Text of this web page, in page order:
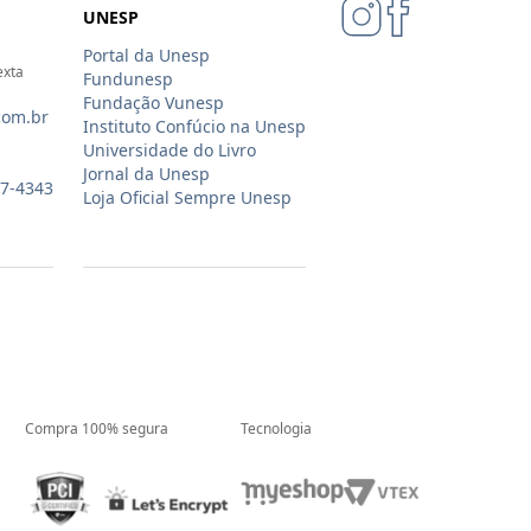
4343
UNESP
Portal da Unesp
Fundunesp
Fundação Vunesp
Instituto Confúcio na Unesp
Universidade do Livro
Jornal da Unesp
Loja Oficial Sempre Unesp
Compra 100% segura Tecnologia